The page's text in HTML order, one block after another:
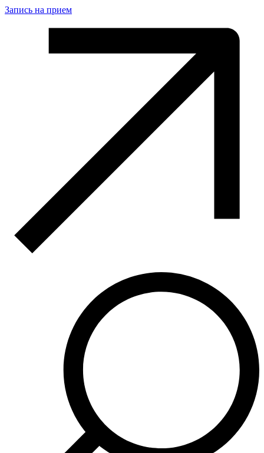
Запись на прием